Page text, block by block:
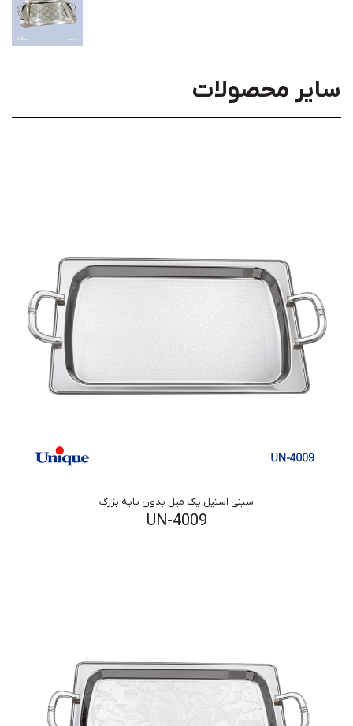
سایر محصولات
سینی استیل یک میل بدون پایه بزرگ
UN-4009